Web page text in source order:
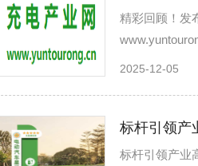
精彩回顾！发
2025-12-05
标杆引领产
标杆引领产业